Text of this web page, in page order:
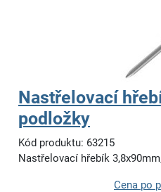
Nastřelovací
podložky
Kód produktu: 63215
Nastřelovací hřebík
Cena po